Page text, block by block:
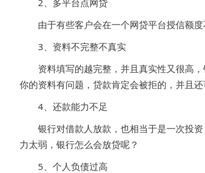
2、多平台点网贷
由于有些客户会在一个网贷平台授信额度
3、资料不完整不真实
资料填写的越完整，并且真实性又很高，
你的资料有问题，贷款肯定会被拒的，并且还
4、还款能力不足
银行对借款人放款，也相当于是一次投资
力太弱，银行怎么会放贷呢？
5、个人负债过高